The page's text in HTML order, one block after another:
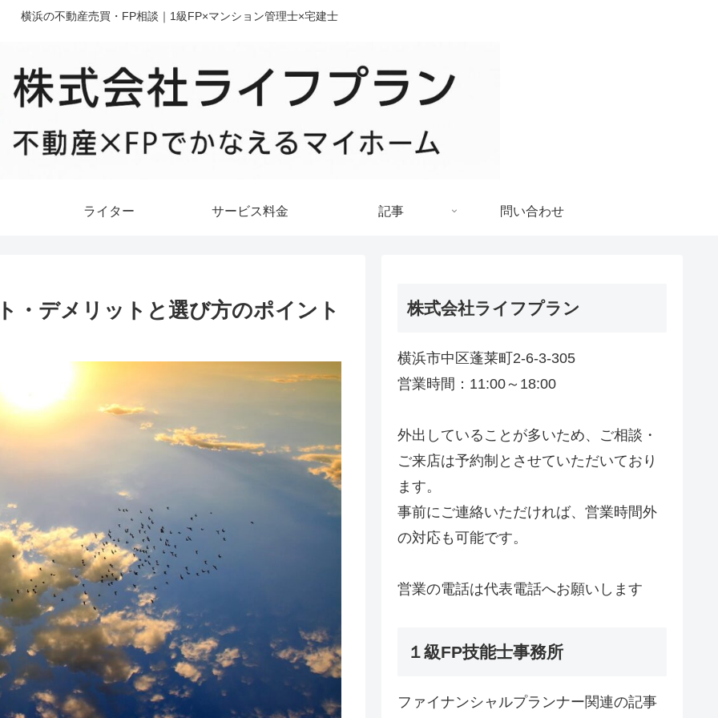
横浜の不動産売買・FP相談｜1級FP×マンション管理士×宅建士
ライター サービス料金 記事 問い合わせ
・デメリットと選び方のポイント 株式会社ライフプラン
横浜市中区蓬莱町2-6-3-305
営業時間：11:00～18:00
外出していることが多いため、ご相談・
ご来店は予約制とさせていただいており
ます。
事前にご連絡いただければ、営業時間外
の対応も可能です。
営業の電話は代表電話へお願いします
１級FP技能士事務所
ファイナンシャルプランナー関連の記事